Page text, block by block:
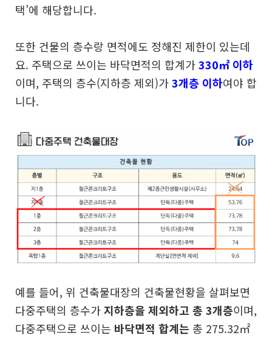
택’에 해당합니다.
또한 건물의 층수랑 면적에도 정해진 제한이 있는데
요. 주택으로 쓰이는 바닥면적의 합계가330㎡ 이하
이며, 주택의 층수(지하층 제외)가3개층 이하여야 합
니다.
예를 들어, 위 건축물대장의 건축물현황을 살펴보면
다중주택의 층수가지하층을 제외하고 총 3개층이며,
다중주택으로 쓰이는 바닥면적 합계는 총 275.32㎡